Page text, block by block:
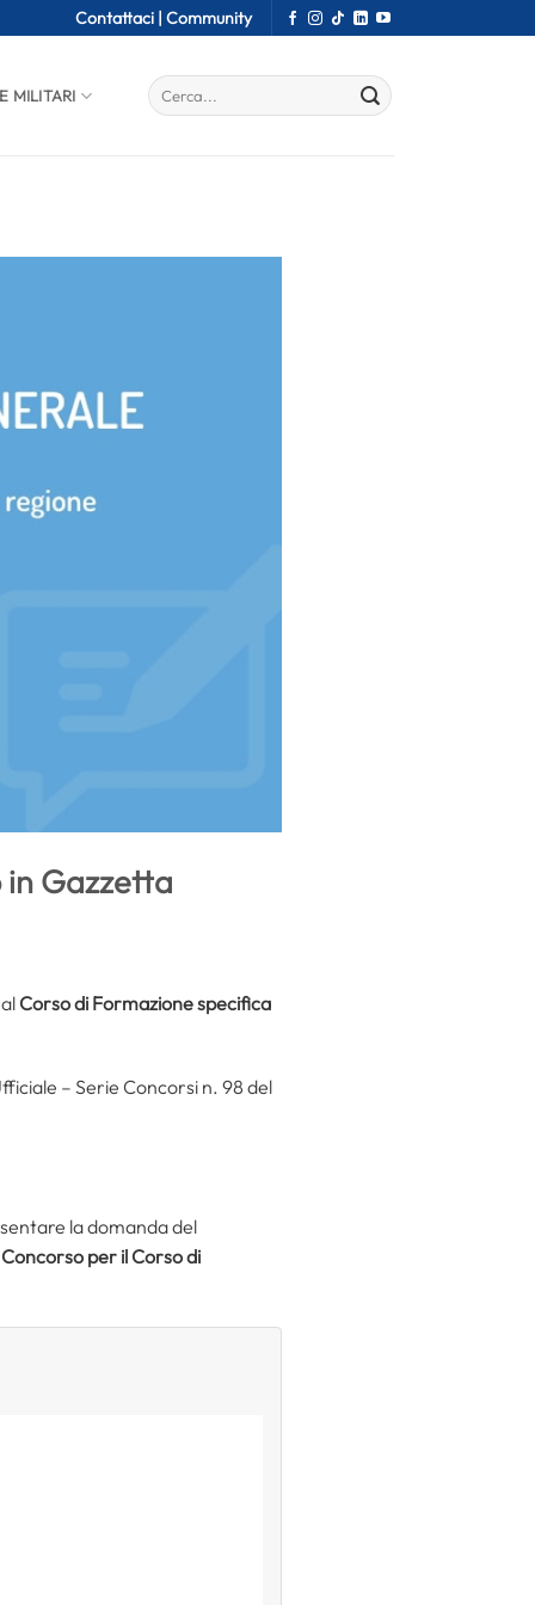
Contattaci | Community
MILITARI
Gazzetta
Corso di Formazione specifica
– Serie Concorsi n. 98 del
la domanda del
Concorso per il Corso di